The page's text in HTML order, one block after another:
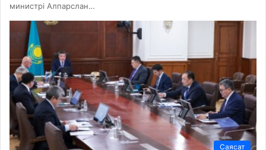
министрі Алпарслан…
Саясат